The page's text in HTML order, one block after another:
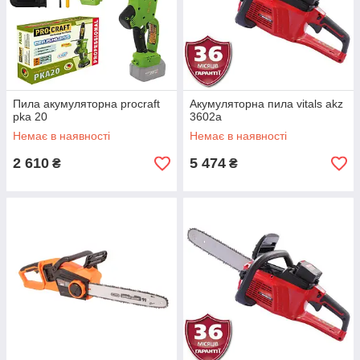
Пила акумуляторна procraft
pka 20
Немає в наявності
2 610 ₴
Акумуляторна пила vitals akz
3602a
Немає в наявності
5 474 ₴